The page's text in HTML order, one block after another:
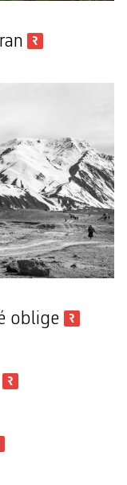
oblige